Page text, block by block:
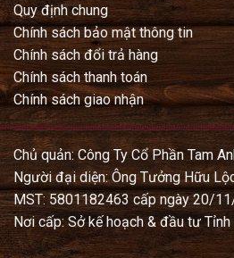
Quy định chung
Chính sách bảo mật thông tin
Chính sách đổi trả hàng
Chính sách thanh toán
Chính sách giao nhận
Chủ quản: Công Ty Cổ Phần Tam
Người đại diện: Ông Tưởng Hữu
MST: 5801182463 cấp ngày 20/
Nơi cấp: Sở kế hoạch & đầu tư